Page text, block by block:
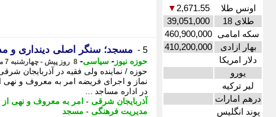
اونس طلا 2,671.55
▼
طلای 18
39,051,000
سکه امامی 460,900,000
بهار ازادی
410,200,000
دلار امریکا
یورو
لیر ترکیه
درهم امارات
پوند انگلیس
5 - مسجد؛ سنگر اصلی دینداری و
حوزه نیوز - سیاسی- 8 روز پیش - چهارشنبه 7 مرداد 1405، 09:57
حوزه / نماینده ولی فقیه در آذربایجان
نماز و اجرای فریضه امر به معروف و
در اداره مساجد ...
آذربایجان شرقی - امر به معروف و نهی از
مدیریت فرهنگی - مسجد